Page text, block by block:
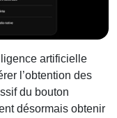
artificielle
l’obtention des
du bouton
désormais obtenir